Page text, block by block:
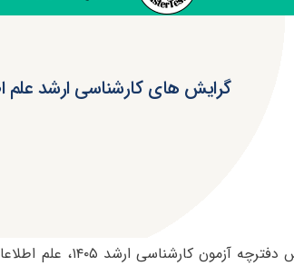
گرایش های کارشناسی ارشد
بر اساس دفترچه